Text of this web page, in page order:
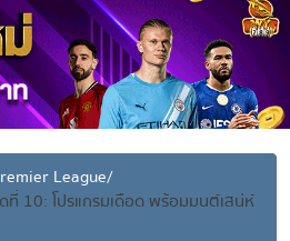
League/
10: โปรแกรมเดือด พร้อมมนต์เสน่ห์